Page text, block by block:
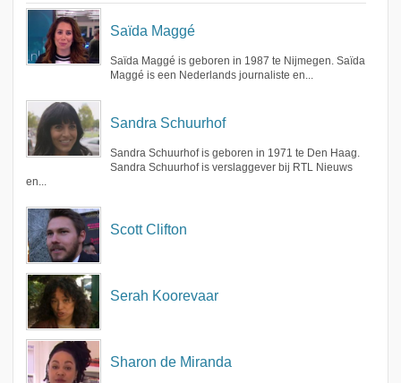
Saïda Maggé
Saïda Maggé is geboren in 1987 te Nijmegen. Saïda
Maggé is een Nederlands journaliste en...
Sandra Schuurhof
Sandra Schuurhof is geboren in 1971 te Den Haag.
Sandra Schuurhof is verslaggever bij RTL Nieuws
en...
Scott Clifton
Serah Koorevaar
Sharon de Miranda